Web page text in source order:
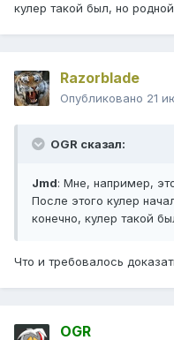
кулер такой был, но
Razorblade
Опубликовано 21
OGR сказал:
Jmd: Мне, например,
После этого кулер
конечно, кулер такой
Что и требовалось
OGR